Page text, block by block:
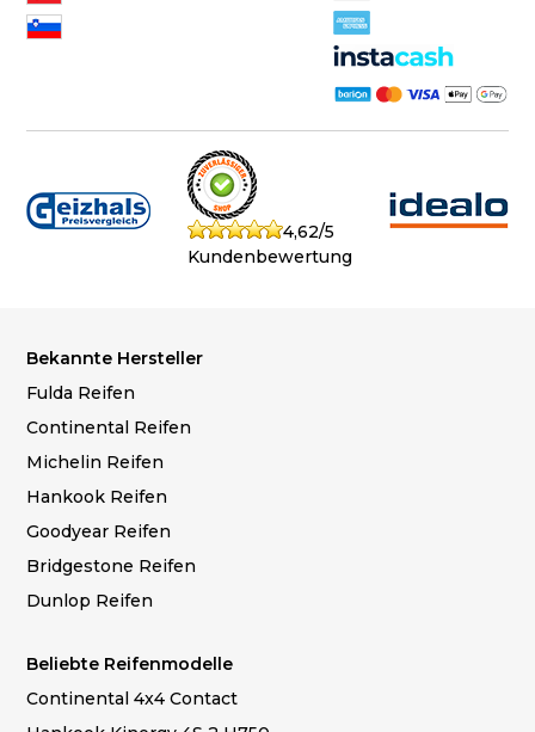
4,62/5
Kundenbewertung
Bekannte Hersteller
Fulda Reifen
Continental Reifen
Michelin Reifen
Hankook Reifen
Goodyear Reifen
Bridgestone Reifen
Dunlop Reifen
Beliebte Reifenmodelle
Continental 4x4 Contact